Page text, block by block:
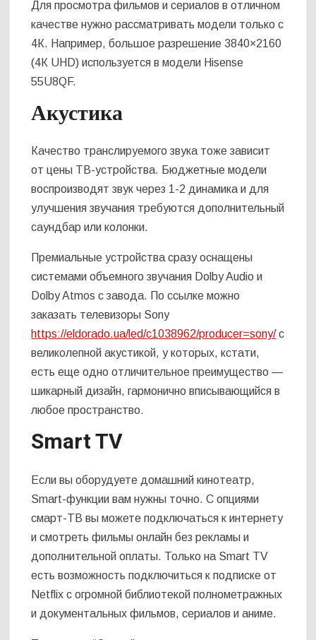
Для просмотра фильмов и сериалов в отличном
качестве нужно рассматривать модели только с
4К. Например, большое разрешение 3840×2160
(4К UHD) используется в модели Hisense
55U8QF.
Акустика
Качество транслируемого звука тоже зависит
от цены ТВ-устройства. Бюджетные модели
воспроизводят звук через 1-2 динамика и для
улучшения звучания требуются дополнительный
саундбар или колонки.
Премиальные устройства сразу оснащены
системами объемного звучания Dolby Audio и
Dolby Atmos с завода. По ссылке можно
заказать телевизоры Sony
https://eldorado.ua/led/c1038962/producer=sony/с
великолепной акустикой, у которых, кстати,
есть еще одно отличительное преимущество —
шикарный дизайн, гармонично вписывающийся в
любое пространство.
Smart TV
Если вы оборудуете домашний кинотеатр,
Smart-функции вам нужны точно. С опциями
смарт-ТВ вы можете подключаться к интернету
и смотреть фильмы онлайн без рекламы и
дополнительной оплаты. Только на Smart TV
есть возможность подключиться к подписке от
Netflix с огромной библиотекой полнометражных
и документальных фильмов, сериалов и аниме.